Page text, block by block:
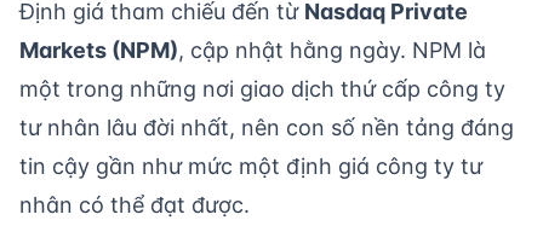
Định giá tham chiếu đến từ Nasdaq Private
Markets (NPM), cập nhật hằng ngày. NPM là
một trong những nơi giao dịch thứ cấp công ty
tư nhân lâu đời nhất, nên con số nền tảng đáng
tin cậy gần như mức một định giá công ty tư
nhân có thể đạt được.